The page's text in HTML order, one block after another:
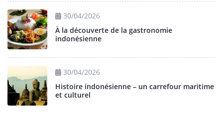
30/04/2026
À la découverte de la gastronomie
indonésienne
30/04/2026
Histoire indonésienne – un carrefour maritime
et culturel